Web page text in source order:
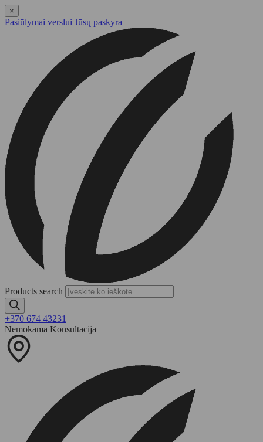
×
Pasiūlymai verslui Jūsų paskyra
Products search
+370 674 43231
Nemokama Konsultacija